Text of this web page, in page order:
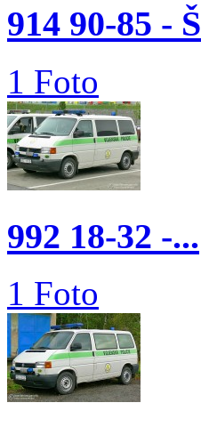
914 90-85 -
1 Foto
992 18-32 -...
1 Foto